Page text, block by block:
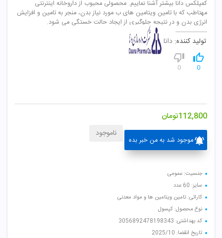
کمپلکس دانا بیشتر آشنا نماییم. محصولی محبوب از داروخانه اینترنتی
مهتاطب که با تامین ویتامین های ب مورد نیاز بدن، منجر به تامین و افزایش
انرژی بدن و در نتیجه جلوگیری از ایجاد حالت خستگی می شود.
تولید کننده: دانا
0
0
112,800تومان
موجود شد به من خبر بده
ناموجود
جنسیت: عمومی
سایز: 60 عدد
کارائی: تامین ویتامین ها و مواد معدنی
نوع محصول: کپسول
کد بهداشتی: 3056892478198343
تاریخ انقضا: 2025/10